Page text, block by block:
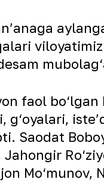
faol
Saodat
Mo‘munov,